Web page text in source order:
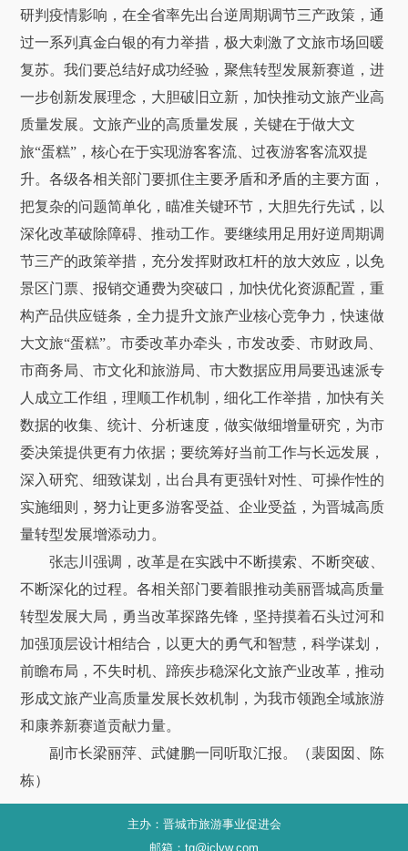
研判疫情影响，在全省率先出台逆周期调节三产政策，通
过一系列真金白银的有力举措，极大刺激了文旅市场回暖
复苏。我们要总结好成功经验，聚焦转型发展新赛道，进
一步创新发展理念，大胆破旧立新，加快推动文旅产业高
质量发展。文旅产业的高质量发展，关键在于做大文
旅“蛋糕”，核心在于实现游客客流、过夜游客客流双提
升。各级各相关部门要抓住主要矛盾和矛盾的主要方面，
把复杂的问题简单化，瞄准关键环节，大胆先行先试，以
深化改革破除障碍、推动工作。要继续用足用好逆周期调
节三产的政策举措，充分发挥财政杠杆的放大效应，以免
景区门票、报销交通费为突破口，加快优化资源配置，重
构产品供应链条，全力提升文旅产业核心竞争力，快速做
大文旅“蛋糕”。市委改革办牵头，市发改委、市财政局、
市商务局、市文化和旅游局、市大数据应用局要迅速派专
人成立工作组，理顺工作机制，细化工作举措，加快有关
数据的收集、统计、分析速度，做实做细增量研究，为市
委决策提供更有力依据；要统筹好当前工作与长远发展，
深入研究、细致谋划，出台具有更强针对性、可操作性的
实施细则，努力让更多游客受益、企业受益，为晋城高质
量转型发展增添动力。
张志川强调，改革是在实践中不断摸索、不断突破、
不断深化的过程。各相关部门要着眼推动美丽晋城高质量
转型发展大局，勇当改革探路先锋，坚持摸着石头过河和
加强顶层设计相结合，以更大的勇气和智慧，科学谋划，
前瞻布局，不失时机、蹄疾步稳深化文旅产业改革，推动
形成文旅产业高质量发展长效机制，为我市领跑全域旅游
和康养新赛道贡献力量。
副市长梁丽萍、武健鹏一同听取汇报。（裴囡囡、陈
栋）
主办：晋城市旅游事业促进会
邮箱：tg@jclyw.com